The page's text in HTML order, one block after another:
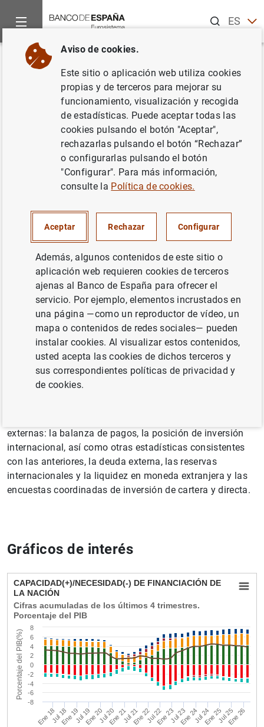
ESEN
Inicio Estadísticas
Volver
Estadísticas exteriores
Inicio
Datos
Metodología y marco legal
Publicaciones
Estadísticas experimentales
Estadísticas relacionadas
En esta sección se recogen las estadísticas oficiales que
externas: la balanza de pagos, la posición de inversión
internacional, así como otras estadísticas consistentes
con las anteriores, la deuda externa, las reservas
internacionales y la liquidez en moneda extranjera y las
encuestas coordinadas de inversión de cartera y directa.
Gráficos de interés
CAPACIDAD(+)/NECESIDAD(-) DE
Combination chart with 7 data series.
Cifras acumuladas de los últimos 4 trimestres. Porcentaje del
View as data table, CAPACIDAD(+)/NECESIDAD(-) DE
The chart has 1 X axis displaying Time. Data ranges from
The chart has 1 Y axis displaying Porcentaje del PIB(%).
Porcentaje del PIB(%)
CAPACIDAD(+)/NECESIDAD(-) DE FINANCIACIÓN DE
LA NACIÓN
Cifras acumuladas de los últimos 4 trimestres.
Porcentaje del PIB
Ene 18Jul 18Ene 19Jul 19Ene 20Jul 20Ene 21Jul 21Ene 22Jul 22Ene 23Jul 23Ene 24Jul 24Ene 25Jul 25Ene 26
-8
-6
-4
-2
0
2
4
6
8
Aviso de cookies.
Este sitio o aplicación web utiliza cookies
propias y de terceros para mejorar su
funcionamiento, visualización y recogida
de estadísticas. Puede aceptar todas las
cookies pulsando el botón "Aceptar",
rechazarlas pulsando el botón “Rechazar”
o configurarlas pulsando el botón
"Configurar". Para más información,
consulte la Política de cookies.
Aceptar Rechazar Configurar
Además, algunos contenidos de este sitio o
aplicación web requieren cookies de terceros
ajenas al Banco de España para ofrecer el
servicio. Por ejemplo, elementos incrustados en
una página —como un reproductor de vídeo, un
mapa o contenidos de redes sociales— pueden
instalar cookies. Al visualizar estos contenidos,
usted acepta las cookies de dichos terceros y
sus correspondientes políticas de privacidad y
de cookies.